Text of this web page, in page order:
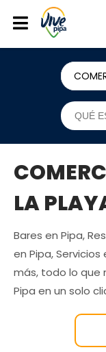
LA
Bares en Pipa,
en Pipa, Servicios
más, todo lo que
Pipa en un solo